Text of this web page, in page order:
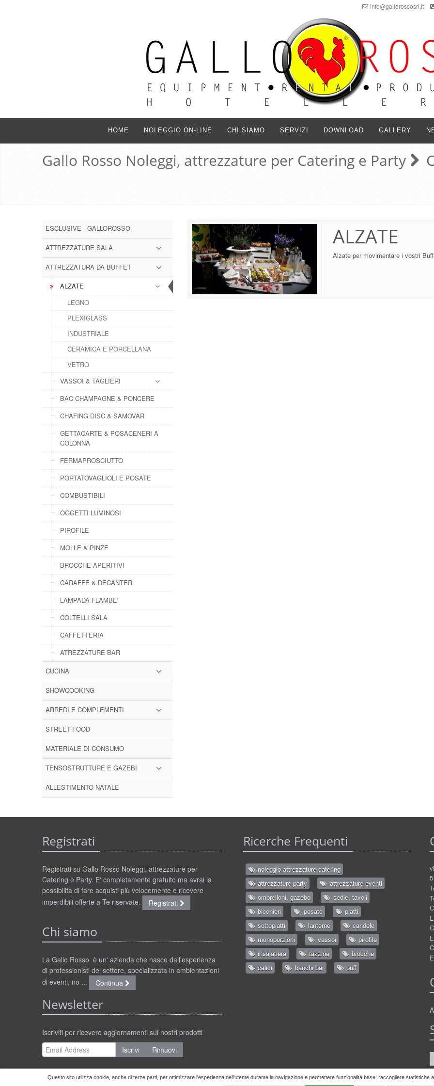
info@gallorossosrl.it
HOME NOLEGGIO ON-LINE CHI SIAMO SERVIZI DOWNLOAD GALLERY
Gallo Rosso Noleggi, attrezzature per Catering e Party
ESCLUSIVE - GALLOROSSO
ATTREZZATURE SALA
ATTREZZATURA DA BUFFET
ALZATE
LEGNO
PLEXIGLASS
INDUSTRIALE
CERAMICA E PORCELLANA
VETRO
VASSOI & TAGLIERI
BAC CHAMPAGNE & PONCERE
CHAFING DISC & SAMOVAR
GETTACARTE & POSACENERI A
COLONNA
FERMAPROSCIUTTO
PORTATOVAGLIOLI E POSATE
COMBUSTIBILI
OGGETTI LUMINOSI
PIROFILE
MOLLE & PINZE
BROCCHE APERITIVI
CARAFFE & DECANTER
LAMPADA FLAMBE'
COLTELLI SALA
CAFFETTERIA
ATREZZATURE BAR
CUCINA
SHOWCOOKING
ARREDI E COMPLEMENTI
STREET-FOOD
MATERIALE DI CONSUMO
TENSOSTRUTTURE E GAZEBI
ALLESTIMENTO NATALE
ALZATE
Alzate per movimentare i vostri
Questo sito utilizza cookie, anche di terze parti, per ottimizzare l'esperienza dell'utente durante la navigazione e permettere funzionalità base; raccogliere statistiche
Registrati
Registrati su Gallo Rosso Noleggi, attrezzature per
Catering e Party. E' completamente gratuito ma avrai la
possibilità di fare acquisti più velocemente e ricevere
imperdibili offerte a Te riservate.
Registrati
Chi siamo
La Gallo Rosso è un' azienda che nasce dall'esperienza
di professionisti del settore, specializzata in ambientazioni
di eventi, no ...
Continua
Newsletter
Iscriviti per ricevere aggiornamenti sui nostri prodotti
Iscrivi
Rimuovi
Ricerche Frequenti
noleggio attrezzature catering
attrezzature party
attrezzature eventi
ombrelloni, gazebo
sedie, tavoli
bicchieri
posate
piatti
sottopiatti
lanterne
candele
monoporzioni
vassoi
pirofile
insalatiera
tazzine
brocche
calici
banchi bar puff